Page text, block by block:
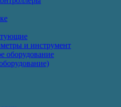
и инструмент
оборудование